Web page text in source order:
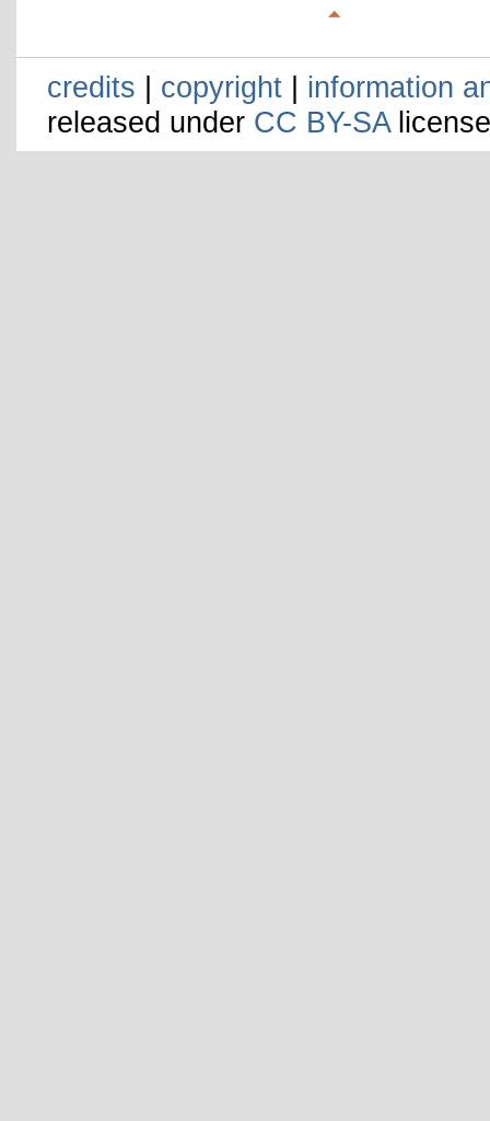
credits | copyright | information
released under CC BY-SA